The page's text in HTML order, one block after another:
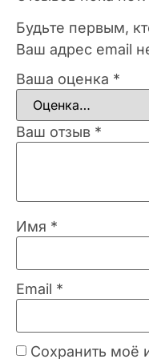
Будьте первым,
Ваш адрес email
Ваша оценка *
Ваш отзыв *
Имя *
Email *
Сохранить моё